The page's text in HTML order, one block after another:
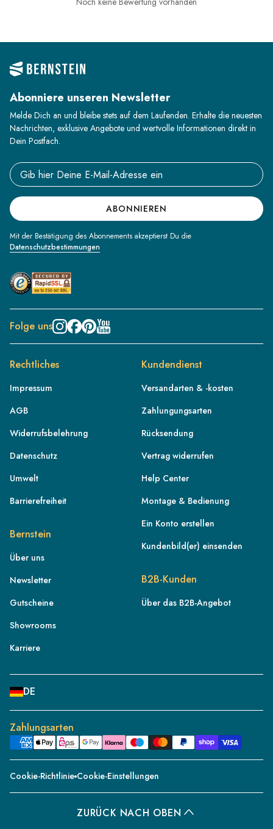
Abonniere unseren Newsletter
Melde Dich an und bleibe stets auf dem Laufenden. Erhalte die neuesten
Nachrichten, exklusive Angebote und wertvolle Informationen direkt in
Dein Postfach.
Email address
ABONNIEREN
Mit der Bestätigung des Abonnements akzeptierst Du die
Datenschutzbestimmungen
Folge uns
Rechtliches
Impressum
AGB
Widerrufsbelehrung
Datenschutz
Umwelt
Barrierefreiheit
Bernstein
Über uns
Newsletter
Gutscheine
Showrooms
Karriere
Kundendienst
Versandarten & -kosten
Zahlungungsarten
Rücksendung
Vertrag widerrufen
Help Center
Montage & Bedienung
Ein Konto erstellen
Kundenbild(er) einsenden
B2B-Kunden
Über das B2B-Angebot
DE
AT
CH
FR
IT
ES
PT
DK
SE
Zahlungsarten
Cookie-Richtlinie Cookie-Einstellungen
ZURÜCK NACH OBEN